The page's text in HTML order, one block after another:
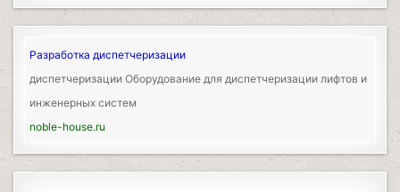
Разработка диспетчеризации
диспетчеризации Оборудование для диспетчеризации лифтов и
инженерных систем
noble-house.ru